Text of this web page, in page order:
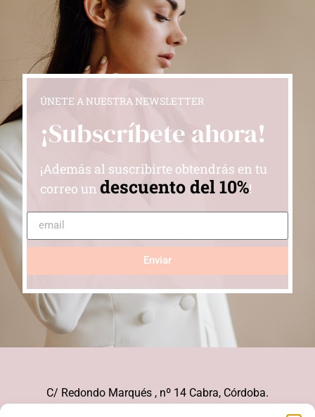
ÚNETE A NUESTRA NEWSLETTER
¡Subscríbete ahora!
¡Además al suscribirte obtendrás en tu
correo un descuento del 10%!
Enviar
C/ Redondo Marqués , nº 14 Cabra, Córdoba.